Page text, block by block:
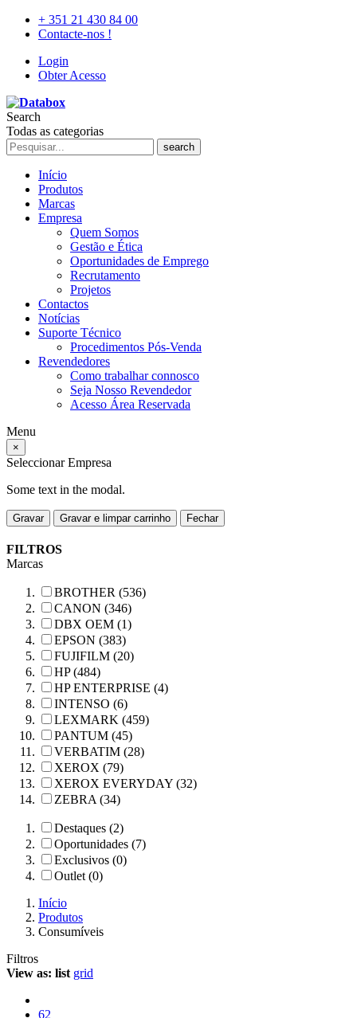
+ 351 21 430 84 00
Contacte-nos !
Login
Obter Acesso
Search
Todas as categorias
search
Início
Produtos
Marcas
Empresa
Quem Somos
Gestão e Ética
Oportunidades de Emprego
Recrutamento
Projetos
Contactos
Notícias
Suporte Técnico
Procedimentos Pós-Venda
Revendedores
Como trabalhar connosco
Seja Nosso Revendedor
Acesso Área Reservada
Menu
×
Seleccionar Empresa
Some text in the modal.
Gravar Gravar e limpar carrinho Fechar
FILTROS
Marcas
BROTHER (536)
CANON (346)
DBX OEM (1)
EPSON (383)
FUJIFILM (20)
HP (484)
HP ENTERPRISE (4)
INTENSO (6)
LEXMARK (459)
PANTUM (45)
VERBATIM (28)
XEROX (79)
XEROX EVERYDAY (32)
ZEBRA (34)
Destaques (2)
Oportunidades (7)
Exclusivos (0)
Outlet (0)
Início
Produtos
Consumíveis
Filtros
View as: list grid
62